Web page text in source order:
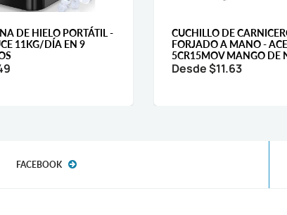
DE HIELO PORTÁTIL -
11KG/DÍA EN 9
CUCHILLO DE
FORJADO A MANO -
5CR15MOV MANGO DE
Desde$11.63
FACEBOOK